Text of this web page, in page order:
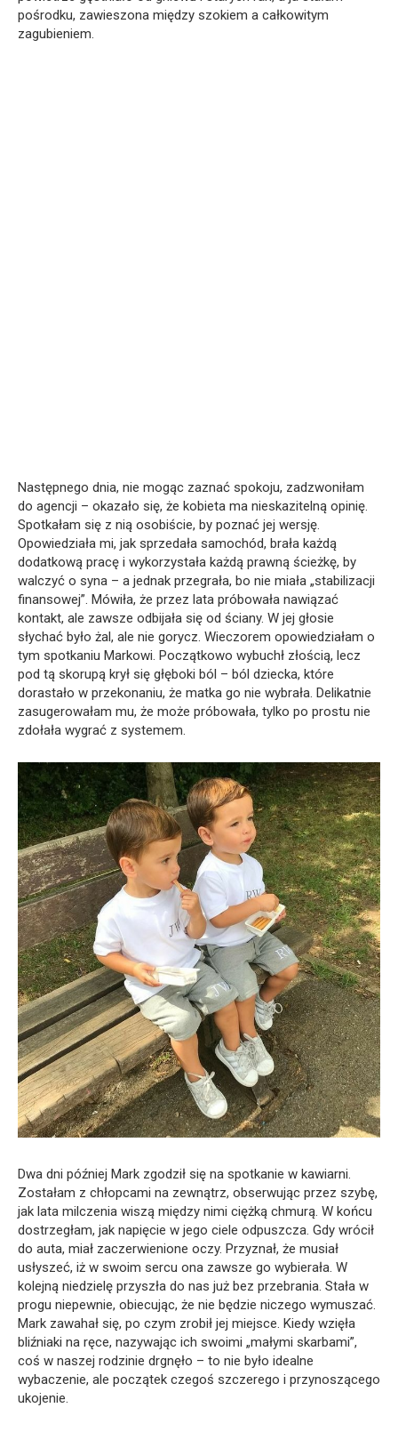
pośrodku, zawieszona między szokiem a całkowitym
zagubieniem.
Następnego dnia, nie mogąc zaznać spokoju, zadzwoniłam
do agencji – okazało się, że kobieta ma nieskazitelną opinię.
Spotkałam się z nią osobiście, by poznać jej wersję.
Opowiedziała mi, jak sprzedała samochód, brała każdą
dodatkową pracę i wykorzystała każdą prawną ścieżkę, by
walczyć o syna – a jednak przegrała, bo nie miała „stabilizacji
finansowej”. Mówiła, że przez lata próbowała nawiązać
kontakt, ale zawsze odbijała się od ściany. W jej głosie
słychać było żal, ale nie gorycz. Wieczorem opowiedziałam o
tym spotkaniu Markowi. Początkowo wybuchł złością, lecz
pod tą skorupą krył się głęboki ból – ból dziecka, które
dorastało w przekonaniu, że matka go nie wybrała. Delikatnie
zasugerowałam mu, że może próbowała, tylko po prostu nie
zdołała wygrać z systemem.
Dwa dni później Mark zgodził się na spotkanie w kawiarni.
Zostałam z chłopcami na zewnątrz, obserwując przez szybę,
jak lata milczenia wiszą między nimi ciężką chmurą. W końcu
dostrzegłam, jak napięcie w jego ciele odpuszcza. Gdy wrócił
do auta, miał zaczerwienione oczy. Przyznał, że musiał
usłyszeć, iż w swoim sercu ona zawsze go wybierała. W
kolejną niedzielę przyszła do nas już bez przebrania. Stała w
progu niepewnie, obiecując, że nie będzie niczego wymuszać.
Mark zawahał się, po czym zrobił jej miejsce. Kiedy wzięła
bliźniaki na ręce, nazywając ich swoimi „małymi skarbami”,
coś w naszej rodzinie drgnęło – to nie było idealne
wybaczenie, ale początek czegoś szczerego i przynoszącego
ukojenie.